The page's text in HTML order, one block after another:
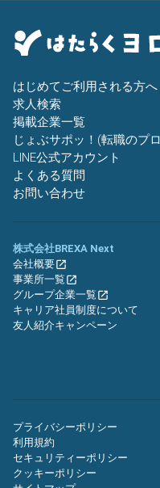
はじめてご利用される方へ
求人検索
掲載企業一覧
じょぶサポッ！(転職のプ
LINE公式アカウント
よくある質問
お問い合わせ
株式会社BREXA Next
会社概要
事業所一覧
グループ企業一覧
キャリア社員制度について
友人紹介キャンペーン
プライバシーポリシー
利用規約
セキュリティーポリシー
クッキーポリシー